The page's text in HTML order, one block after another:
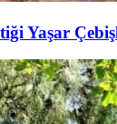
Yaşar